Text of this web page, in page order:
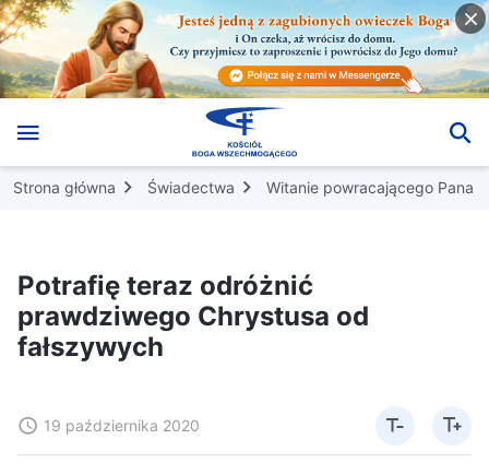
Strona główna Świadectwa Witanie powracającego Pana
Potrafię teraz odróżnić
prawdziwego Chrystusa od
fałszywych
19 października 2020